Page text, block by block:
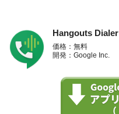
Hangouts Dialer
価格：無料
開発：Google Inc.